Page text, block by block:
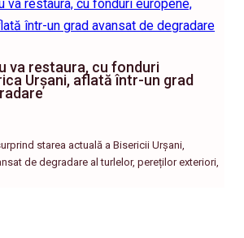
va restaura, cu fonduri
Urșani, aflată într-un grad
starea actuală a Bisericii Urșani,
de degradare al turlelor, pereților exteriori,